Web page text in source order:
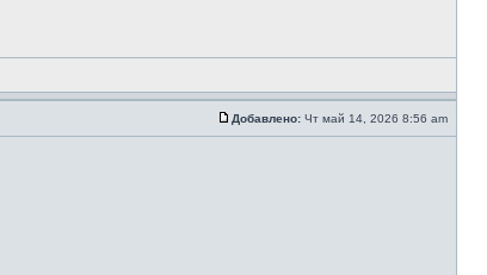
Добавлено: Чт май 14, 2026 8:56 am